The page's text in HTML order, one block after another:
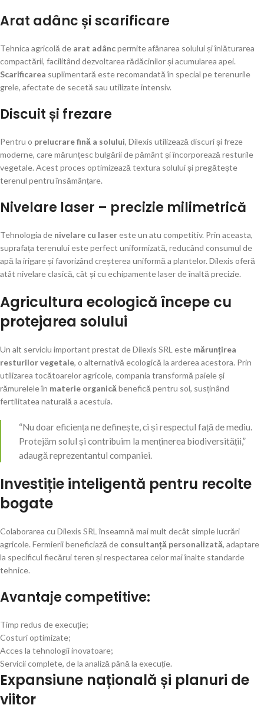
Arat adânc și scarificare
Tehnica agricolă de arat adâncpermite afânarea solului și înlăturarea
compactării, facilitând dezvoltarea rădăcinilor și acumularea apei.
Scarificarea suplimentară este recomandată în special pe terenurile
grele, afectate de secetă sau utilizate intensiv.
Discuit și frezare
Pentru o prelucrare fină a solului, Dilexis utilizează discuri și freze
moderne, care mărunțesc bulgării de pământ și încorporează resturile
vegetale. Acest proces optimizează textura solului și pregătește
terenul pentru însămânțare.
Nivelare laser – precizie milimetrică
Tehnologia de nivelare cu lasereste un atu competitiv. Prin aceasta,
suprafața terenului este perfect uniformizată, reducând consumul de
apă la irigare și favorizând creșterea uniformă a plantelor. Dilexis oferă
atât nivelare clasică, cât și cu echipamente laser de înaltă precizie.
Agricultura ecologică începe cu
protejarea solului
Un alt serviciu important prestat de Dilexis SRL este mărunțirea
resturilor vegetale, o alternativă ecologică la arderea acestora. Prin
utilizarea tocătoarelor agricole, compania transformă paiele și
rămurelele în materie organicăbenefică pentru sol, susținând
fertilitatea naturală a acestuia.
“Nu doar eficiența ne definește, ci și respectul față de mediu.
Protejăm solul și contribuim la menținerea biodiversității,”
adaugă reprezentantul companiei.
Investiție inteligentă pentru recolte
bogate
Colaborarea cu Dilexis SRL înseamnă mai mult decât simple lucrări
agricole. Fermierii beneficiază de consultanță personalizată, adaptare
la specificul fiecărui teren și respectarea celor mai înalte standarde
tehnice.
Avantaje competitive:
Timp redus de execuție;
Costuri optimizate;
Acces la tehnologii inovatoare;
Servicii complete, de la analiză până la execuție.
Expansiune națională și planuri de
viitor